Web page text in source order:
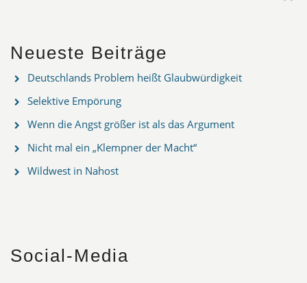
Neueste Beiträge
Deutschlands Problem heißt Glaubwürdigkeit
Selektive Empörung
Wenn die Angst größer ist als das Argument
Nicht mal ein „Klempner der Macht“
Wildwest in Nahost
Social-Media